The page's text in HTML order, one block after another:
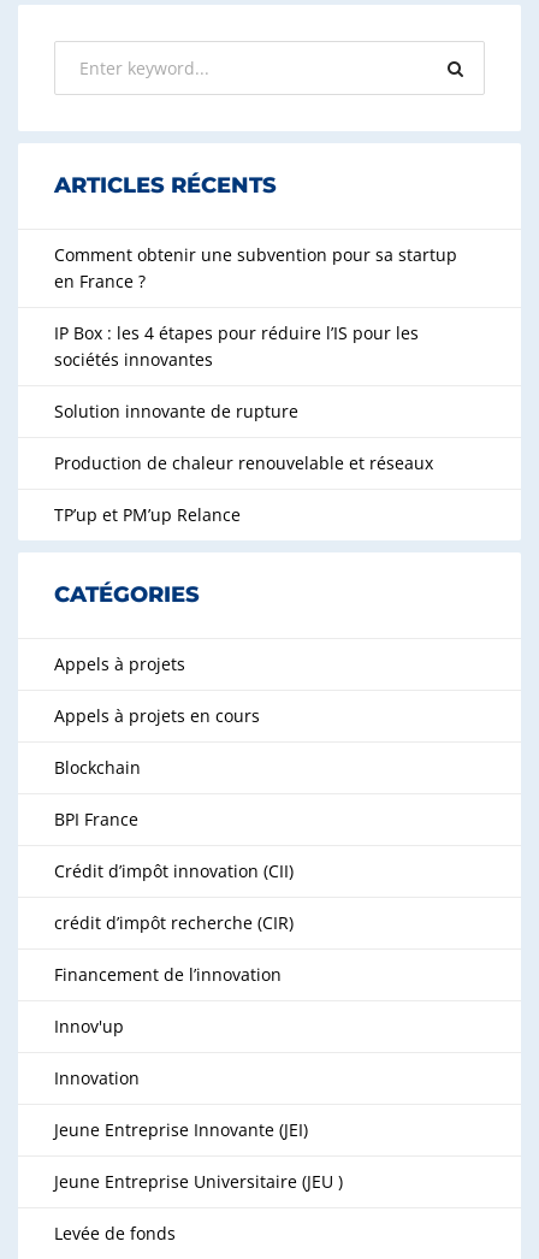
ARTICLES RÉCENTS
Comment obtenir une subvention pour sa startup
en France ?
IP Box : les 4 étapes pour réduire l’IS pour les
sociétés innovantes
Solution innovante de rupture
Production de chaleur renouvelable et réseaux
TP’up et PM’up Relance
CATÉGORIES
Appels à projets
Appels à projets en cours
Blockchain
BPI France
Crédit d’impôt innovation (CII)
crédit d’impôt recherche (CIR)
Financement de l’innovation
Innov'up
Innovation
Jeune Entreprise Innovante (JEI)
Jeune Entreprise Universitaire (JEU )
Levée de fonds